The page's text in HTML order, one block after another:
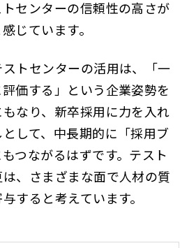
センターの信頼性の高さが
じています。
トセンターの活用は、「一
価する」という企業姿勢を
なり、新卒採用に力を入れ
して、中長期的に「採用ブ
つながるはずです。テスト
、さまざまな面で人材の質
すると考えています。